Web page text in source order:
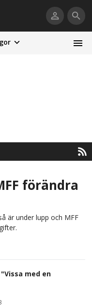
förändra
är under lupp och MFF
med en